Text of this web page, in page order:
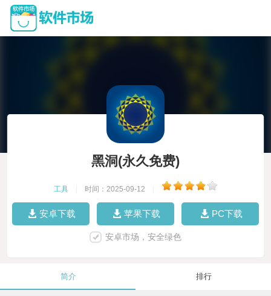
黑洞(永久免费)
工具 时间：2025-09-12
安卓下载 苹果下载 PC下载
安卓市场，安全绿色
简介 排行